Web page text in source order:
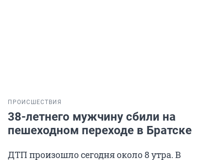
ПРОИСШЕСТВИЯ
38-летнего мужчину сбили на
пешеходном переходе в Братске
ДТП произошло сегодня около 8 утра. В